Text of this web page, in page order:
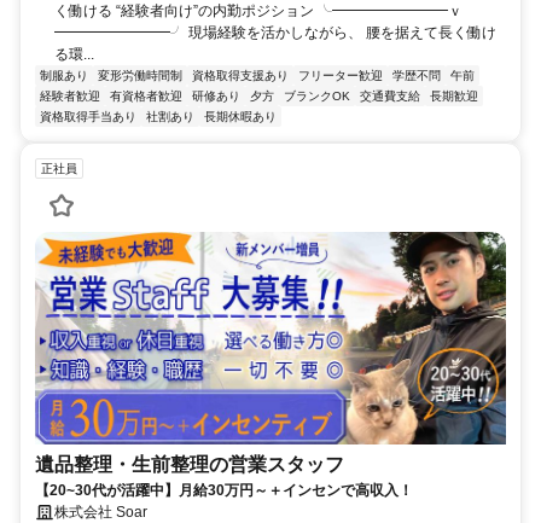
く働ける “経験者向け”の内勤ポジション ╰━━━━━━━━ｖ
━━━━━━━━╯ 現場経験を活かしながら、 腰を据えて長く働け
る環...
制服あり 変形労働時間制 資格取得支援あり フリーター歓迎 学歴不問
午前
経験者歓迎
有資格者歓迎 研修あり 夕方 ブランクOK 交通費支給
長期歓迎
資格取得手当あり
社割あり 長期休暇あり
正社員
遺品整理・生前整理の営業スタッフ
【20~30代が活躍中】月給30万円～＋インセンで高収入！
株式会社 Soar